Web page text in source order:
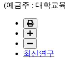
(예금주 : 대학교
최신연구